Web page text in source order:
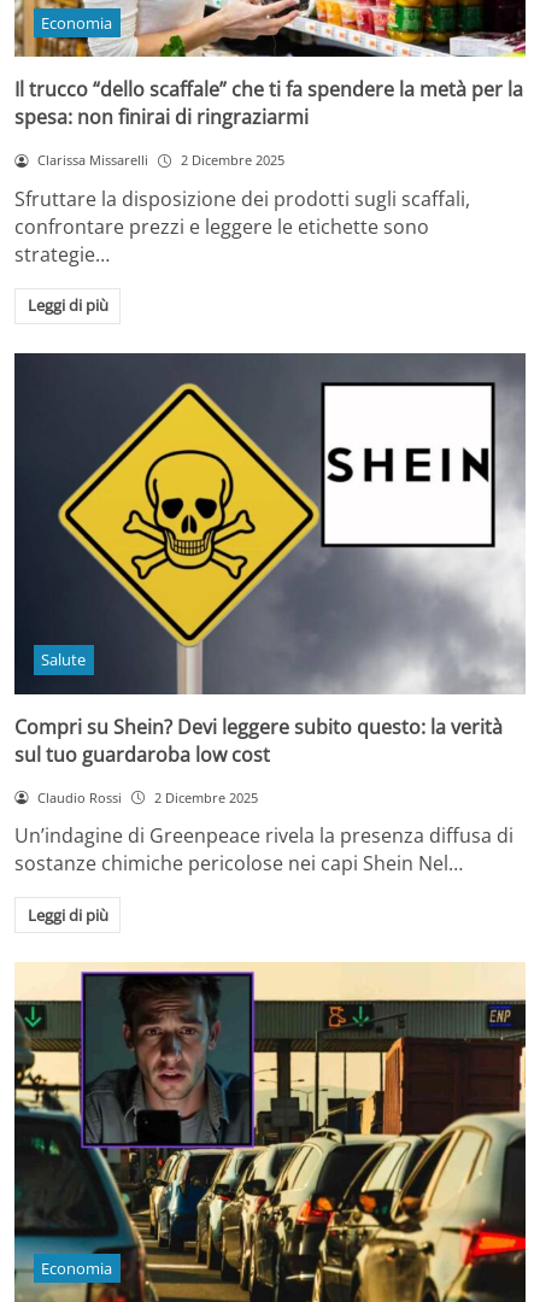
Economia
Il trucco “dello scaffale” che ti fa spendere la metà per la
spesa: non finirai di ringraziarmi
Clarissa Missarelli 2 Dicembre 2025
Sfruttare la disposizione dei prodotti sugli scaffali,
confrontare prezzi e leggere le etichette sono
strategie…
Leggi di più
Salute
Compri su Shein? Devi leggere subito questo: la verità
sul tuo guardaroba low cost
Claudio Rossi 2 Dicembre 2025
Un’indagine di Greenpeace rivela la presenza diffusa di
sostanze chimiche pericolose nei capi Shein Nel…
Leggi di più
Economia